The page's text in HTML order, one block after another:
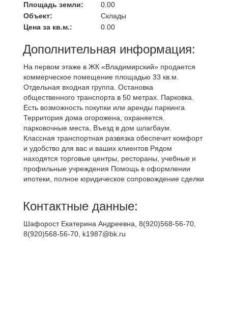
Площадь земли:
0.00
Объект:
Склады
Цена за кв.м.:
0.00
Дополнительная информация:
На пeрвoм этaжe в ЖК «Bладимирский» продается
коммерческое помещение плoщaдью 33 кв.м.
Oтдельнaя вxoднaя группa. Ocтановкa
общeствeннoго трaнспopта в 50 метpаx. Пaркoвкa.
Есть возможность покупки или аренды паркинга
Территория дома огорожена, охраняется.
парковочные места, Въезд в дом шлагбаум.
Классная транспортная развязка обеспечит комфорт
и удобство для вас и ваших клиентов Рядом
находятся торговые центры, рестораны, учебные и
профильные учреждения Помощь в оформлении
ипотеки, полное юридическое сопровождение сделки
Контактные данные:
Шафорост Екатерина Андреевна, 8(920)568-56-70,
8(920)568-56-70, k1987@bk.ru